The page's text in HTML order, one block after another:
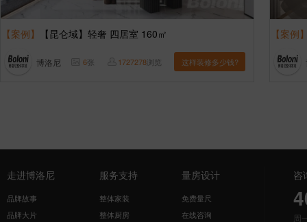
【案例】 【昆仑域】轻奢 四居室 160㎡
博洛尼 6张 1727278浏览 这样装修多少钱?
【案例
走进博洛尼
品牌故事
品牌大片
服务支持
整体家装
整体厨房
量房设计
免费量尺
在线咨询
咨
周